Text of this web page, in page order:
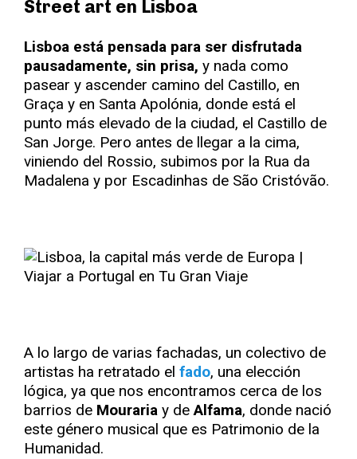
Street art en Lisboa
Lisboa está pensada para ser disfrutada
pausadamente, sin prisa, y nada como
pasear y ascender camino del Castillo, en
Graça y en Santa Apolónia, donde está el
punto más elevado de la ciudad, el Castillo de
San Jorge. Pero antes de llegar a la cima,
viniendo del Rossio, subimos por la Rua da
Madalena y por Escadinhas de São Cristóvão.
A lo largo de varias fachadas, un colectivo de
artistas ha retratado el fado, una elección
lógica, ya que nos encontramos cerca de los
barrios de Mouraria y deAlfama, donde nació
este género musical que es Patrimonio de la
Humanidad.